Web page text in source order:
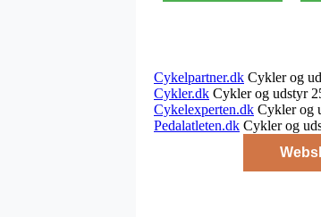
Cykelpartner.dk Cykler og
Cykler.dk Cykler og udstyr
Cykelexperten.dk Cykler og
Pedalatleten.dk Cykler og